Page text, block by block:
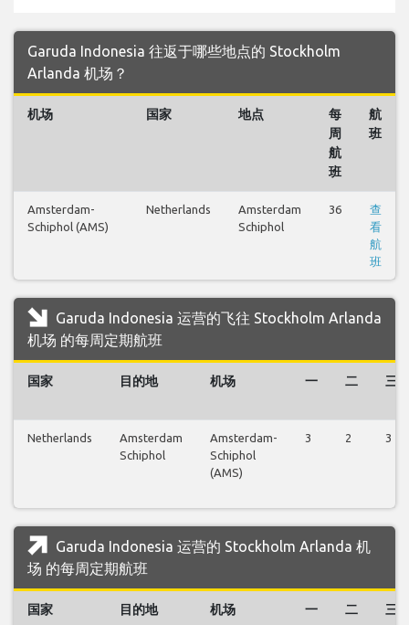
Garuda Indonesia 往返于哪些地点的 Stockholm
Arlanda 机场？
机场 国家 地点
每
周
航
班
航
班
Amsterdam-
Schiphol (AMS)
Netherlands
Amsterdam
Schiphol
36
查
看
航
班
Garuda Indonesia 运营的飞往 Stockholm Arlanda
机场 的每周定期航班
国家 目的地 机场 一 二 三
Netherlands
Amsterdam
Schiphol
Amsterdam-
Schiphol
(AMS)
3 2 3
Garuda Indonesia 运营的 Stockholm Arlanda 机
场 的每周定期航班
国家 目的地 机场 一 二 三